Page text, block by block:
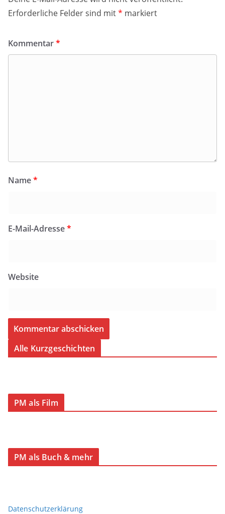
Erforderliche Felder sind mit* markiert
Kommentar*
Name*
E-Mail-Adresse*
Website
Alle Kurzgeschichten
PM als Film
PM als Buch & mehr
Datenschutzerklärung